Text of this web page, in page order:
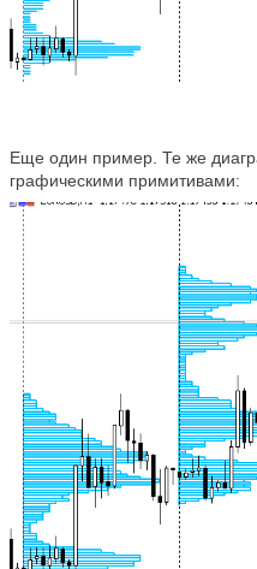
Еще один пример. Те же
графическими примитивами: